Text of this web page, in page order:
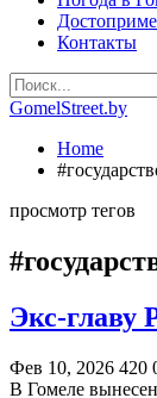
Контакты
GomelStreet.by
Home
просмотр тегов
Экс-главу
Фев 10, 2026 420
В Гомеле